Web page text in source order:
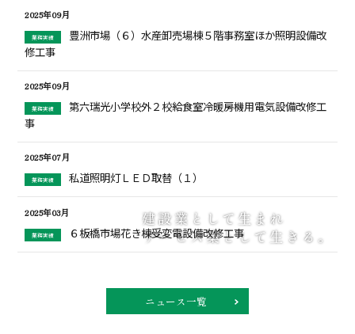
建設 業 と し て 生 ま れ
サービス業とし て 生 き る 。
2025年09月
業務実績
豊洲市場（６）水産卸売場棟５階事務室ほか照明設備改
修工事
2025年09月
業務実績
第六瑞光小学校外２校給食室冷暖房機用電気設備改修工
事
2025年07月
業務実績 私道照明灯ＬＥＤ取替（１）
2025年03月
業務実績 ６板橋市場花き棟受変電設備改修工事
2024年 新入社員歓迎会
豊洲市場（６）水産卸売場棟５階事務室ほか照明設備改
ニュース一覧